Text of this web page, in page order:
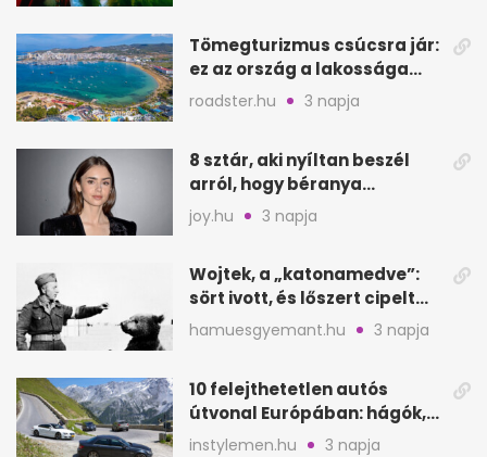
Tömegturizmus csúcsra jár:
ez az ország a lakossága
kétszeresét fogadja
roadster.hu 3 napja
8 sztár, aki nyíltan beszél
arról, hogy béranya
segítette a családalapítást
joy.hu 3 napja
Wojtek, a „katonamedve”:
sört ivott, és lőszert cipelt
Monte Cassinónál
hamuesgyemant.hu 3 napja
10 felejthetetlen autós
útvonal Európában: hágók,
partok, fjordok
instylemen.hu 3 napja